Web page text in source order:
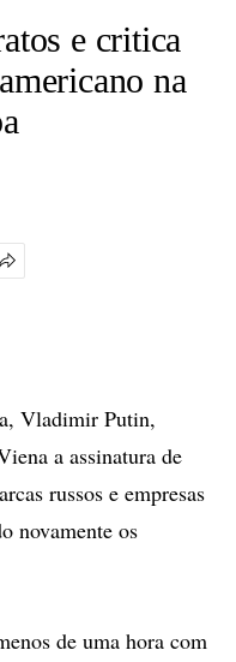
e critica
na
Vladimir Putin,
a assinatura de
russos e empresas
novamente os
de uma hora com